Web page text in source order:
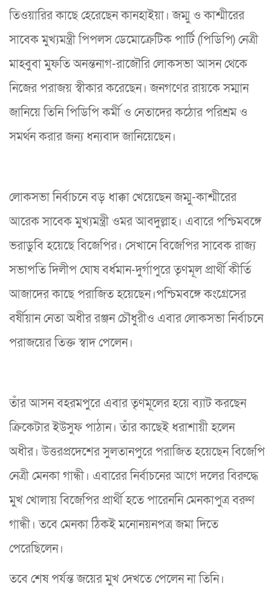
তিওয়ারির কাছে হেরেছেন কানহাইয়া। জম্মু ও কাশ্মীরের
সাবেক মুখ্যমন্ত্রী পিপলস ডেমোক্রেটিক পার্টি (পিডিপি) নেত্রী
মাহবুবা মুফতি অনন্তনাগ-রাজৌরি লোকসভা আসন থেকে
নিজের পরাজয় স্বীকার করেছেন। জনগণের রায়কে সম্মান
জানিয়ে তিনি পিডিপি কর্মী ও নেতাদের কঠোর পরিশ্রম ও
সমর্থন করার জন্য ধন্যবাদ জানিয়েছেন।
লোকসভা নির্বাচনে বড় ধাক্কা খেয়েছেন জম্মু-কাশ্মীরের
আরেক সাবেক মুখ্যমন্ত্রী ওমর আবদুল্লাহ। এবারে পশ্চিমবঙ্গে
ভরাডুবি হয়েছে বিজেপির। সেখানে বিজেপির সাবেক রাজ্য
সভাপতি দিলীপ ঘোষ বর্ধমান-দুর্গাপুরে তৃণমূল প্রার্থী কীর্তি
আজাদের কাছে পরাজিত হয়েছেন।পশ্চিমবঙ্গে কংগ্রেসের
বর্ষীয়ান নেতা অধীর রঞ্জন চৌধুরীও এবার লোকসভা নির্বাচনে
পরাজয়ের তিক্ত স্বাদ পেলেন।
তাঁর আসন বহরমপুরে এবার তৃণমূলের হয়ে ব্যাট করছেন
ক্রিকেটার ইউসুফ পাঠান। তাঁর কাছেই ধরাশায়ী হলেন
অধীর। উত্তরপ্রদেশের সুলতানপুরে পরাজিত হয়েছেন বিজেপি
নেত্রী মেনকা গান্ধী। এবারের নির্বাচনের আগে দলের বিরুদ্ধে
মুখ খোলায় বিজেপির প্রার্থী হতে পারেননি মেনকাপুত্র বরুণ
গান্ধী। তবে মেনকা ঠিকই মনোনয়নপত্র জমা দিতে
পেরেছিলেন।
তবে শেষ পর্যন্ত জয়ের মুখ দেখতে পেলেন না তিনি।